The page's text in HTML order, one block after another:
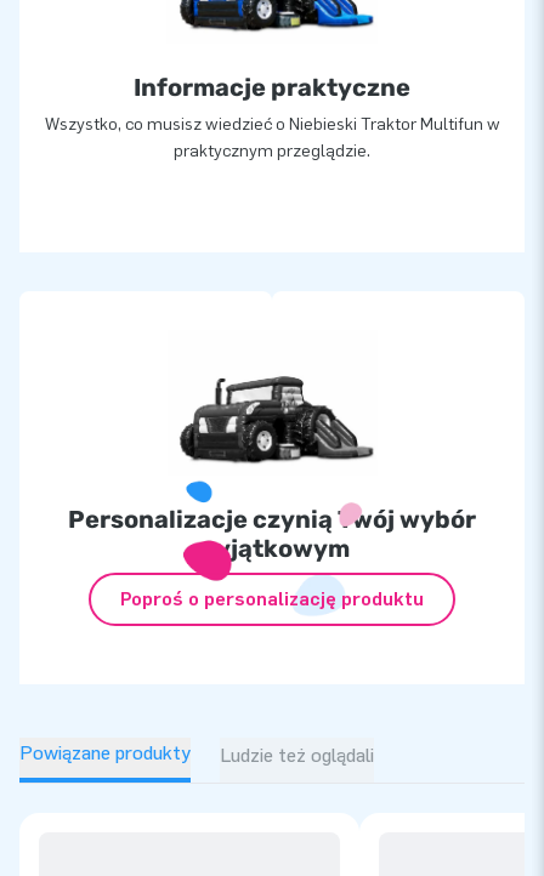
Informacje praktyczne
Wszystko, co musisz wiedzieć o Niebieski Traktor Multifun w
praktycznym przeglądzie.
Personalizacje czynią Twój wybór
wyjątkowym
Poproś o personalizację produktu
Powiązane produkty Ludzie też oglądali